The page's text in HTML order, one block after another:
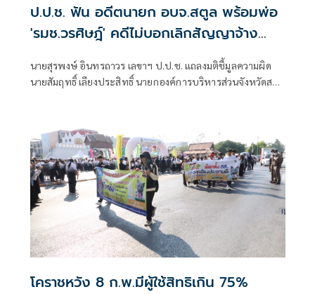
ป.ป.ช. ฟัน อดีตนายก อบจ.สตูล พร้อมพ่อ
'รมช.วรศิษฎ์' คดีไม่บอกเลิกสัญญาจ้าง
นายสุรพงษ์ อินทรถาวร เลขาฯ ป.ป.ช. แถลงมติชี้มูลความผิด
นายสัมฤทธิ์ เลียงประสิทธิ์ นายกองค์การบริหารส่วนจังหวัดสตูล
ทั้งที่ผู้รับจ้างส่งมอบงานล่าช้า
โคราชหวัง 8 ก.พ.มีผู้ใช้สิทธิเกิน 75%